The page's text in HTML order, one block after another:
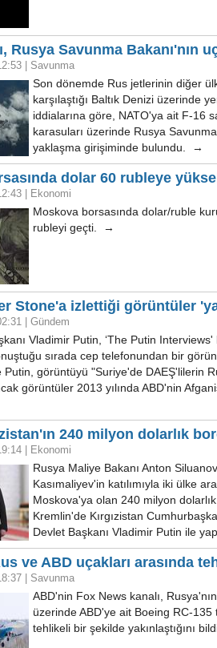
Rusya Savunma Bakanı'nın
Savunma
Son dönemde Rus jetlerinin diğer
karşılaştığı Baltık Denizi üzerinde
iddialarına göre, NATO'ya ait F-16
karasuları üzerinde Rusya
yaklaşma girişiminde bulundu. →
dolar 60 rubleye
Ekonomi
Moskova borsasında dolar/ruble
rubleyi geçti. →
Stone'a izlettiği görüntüler
Gündem
Vladimir Putin, ‘The Putin
sırada cep telefonundan bir
görüntüyü "Suriye'de DAEŞ'lilerin
görüntüler 2013 yılında ABD'nin
240 milyon dolarlık
Ekonomi
Rusya Maliye Bakanı Anton
Kasımaliyev'in katılımıyla iki ülke
Moskova'ya olan 240 milyon
Kremlin'de Kırgızistan
Devlet Başkanı Vladimir Putin ile
ve ABD uçakları arasında
Savunma
ABD'nin Fox News kanalı,
üzerinde ABD'ye ait Boeing RC-
tehlikeli bir şekilde yakınlaştığını